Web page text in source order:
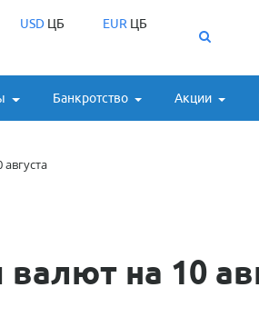
USDЦБ EUR ЦБ
Банкротство Акции
на 10